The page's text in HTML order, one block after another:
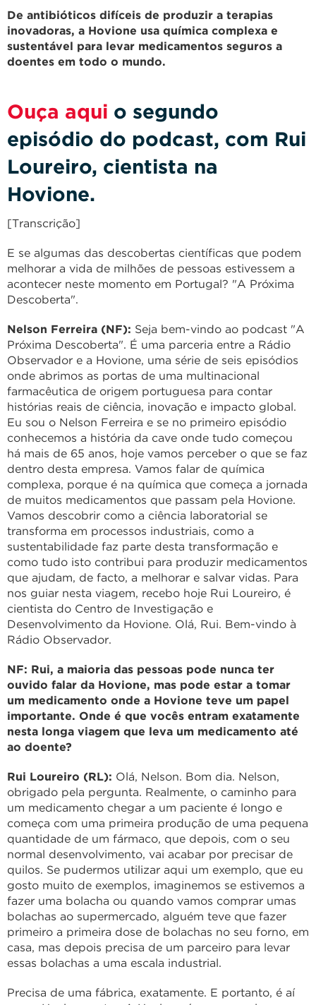
De antibióticos difíceis de produzir a terapias
inovadoras, a Hovione usa química complexa e
sustentável para levar medicamentos seguros a
doentes em todo o mundo.
Ouça aqui o segundo
episódio do podcast, com Rui
Loureiro, cientista na
Hovione.
[Transcrição]
E se algumas das descobertas científicas que podem
melhorar a vida de milhões de pessoas estivessem a
acontecer neste momento em Portugal? "A Próxima
Descoberta".
Nelson Ferreira (NF): Seja bem-vindo ao podcast "A
Próxima Descoberta". É uma parceria entre a Rádio
Observador e a Hovione, uma série de seis episódios
onde abrimos as portas de uma multinacional
farmacêutica de origem portuguesa para contar
histórias reais de ciência, inovação e impacto global.
Eu sou o Nelson Ferreira e se no primeiro episódio
conhecemos a história da cave onde tudo começou
há mais de 65 anos, hoje vamos perceber o que se faz
dentro desta empresa. Vamos falar de química
complexa, porque é na química que começa a jornada
de muitos medicamentos que passam pela Hovione.
Vamos descobrir como a ciência laboratorial se
transforma em processos industriais, como a
sustentabilidade faz parte desta transformação e
como tudo isto contribui para produzir medicamentos
que ajudam, de facto, a melhorar e salvar vidas. Para
nos guiar nesta viagem, recebo hoje Rui Loureiro, é
cientista do Centro de Investigação e
Desenvolvimento da Hovione. Olá, Rui. Bem-vindo à
Rádio Observador.
NF: Rui, a maioria das pessoas pode nunca ter
ouvido falar da Hovione, mas pode estar a tomar
um medicamento onde a Hovione teve um papel
importante. Onde é que vocês entram exatamente
nesta longa viagem que leva um medicamento até
ao doente?
Rui Loureiro (RL): Olá, Nelson. Bom dia. Nelson,
obrigado pela pergunta. Realmente, o caminho para
um medicamento chegar a um paciente é longo e
começa com uma primeira produção de uma pequena
quantidade de um fármaco, que depois, com o seu
normal desenvolvimento, vai acabar por precisar de
quilos. Se pudermos utilizar aqui um exemplo, que eu
gosto muito de exemplos, imaginemos se estivemos a
fazer uma bolacha ou quando vamos comprar umas
bolachas ao supermercado, alguém teve que fazer
primeiro a primeira dose de bolachas no seu forno, em
casa, mas depois precisa de um parceiro para levar
essas bolachas a uma escala industrial.
Precisa de uma fábrica, exatamente. E portanto, é aí